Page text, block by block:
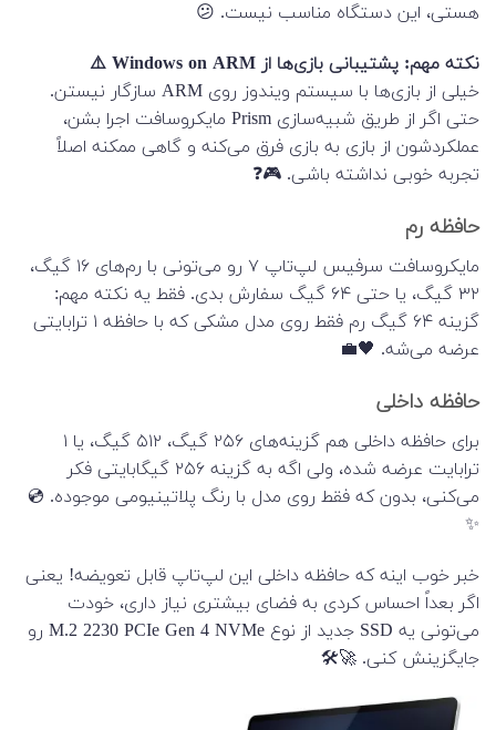
هستی، این دستگاه مناسب نیست. 😕
نکته مهم: پشتیبانی بازی‌ها از Windows on ARM ⚠️
خیلی از بازی‌ها با سیستم ویندوز روی ARM سازگار نیستن.
حتی اگر از طریق شبیه‌سازی Prism مایکروسافت اجرا بشن،
عملکردشون از بازی به بازی فرق می‌کنه و گاهی ممکنه اصلاً
تجربه خوبی نداشته باشی. 🎮❓
حافظه رم
مایکروسافت سرفیس لپ‌تاپ ۷ رو می‌تونی با رم‌های ۱۶ گیگ،
۳۲ گیگ، یا حتی ۶۴ گیگ سفارش بدی. فقط یه نکته مهم:
گزینه ۶۴ گیگ رم فقط روی مدل مشکی که با حافظه ۱ ترابایتی
عرضه می‌شه. 🖤💼
حافظه داخلی
برای حافظه داخلی هم گزینه‌های ۲۵۶ گیگ، ۵۱۲ گیگ، یا ۱
ترابایت عرضه شده، ولی اگه به گزینه ۲۵۶ گیگابایتی فکر
می‌کنی، بدون که فقط روی مدل با رنگ پلاتینیومی موجوده. 💿
✨
خبر خوب اینه که حافظه داخلی این لپ‌تاپ قابل تعویضه! یعنی
اگر بعداً احساس کردی به فضای بیشتری نیاز داری، خودت
می‌تونی یه SSD جدید از نوع M.2 2230 PCIe Gen 4 NVMe رو
جایگزینش کنی. 🚀🛠️